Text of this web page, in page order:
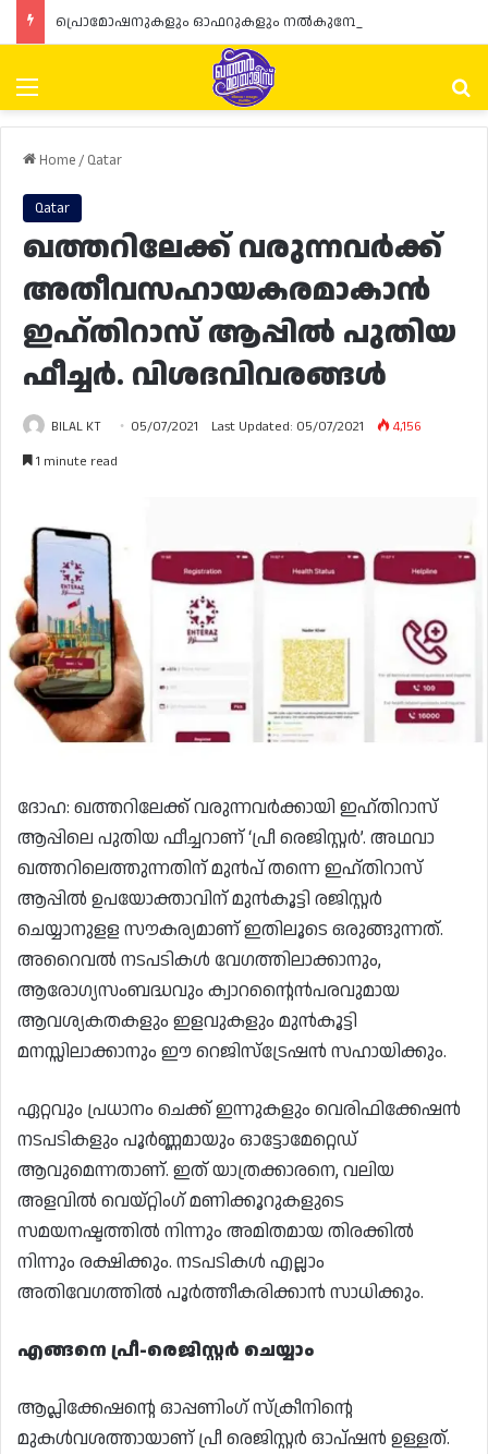
Menu
Home/ Qatar
Qatar
ഖത്തറിലേക്ക് വരുന്നവർക്ക്
അതീവസഹായകരമാകാൻ
ഇഹ്തിറാസ് ആപ്പിൽ പുതിയ
ഫീച്ചർ. വിശദവിവരങ്ങൾ
BILAL KT 05/07/2021 Last Updated: 05/07/2021
4,156
1 minute read
ദോഹ: ഖത്തറിലേക്ക് വരുന്നവർക്കായി ഇഹ്തിറാസ്
ആപ്പിലെ പുതിയ ഫീച്ചറാണ് ‘പ്രീ രെജിസ്റ്റർ’. അഥവാ
ഖത്തറിലെത്തുന്നതിന് മുൻപ് തന്നെ ഇഹ്തിറാസ്
ആപ്പിൽ ഉപയോക്താവിന് മുൻകൂട്ടി രജിസ്റ്റർ
ചെയ്യാനുളള സൗകര്യമാണ് ഇതിലൂടെ ഒരുങ്ങുന്നത്.
അറൈവൽ നടപടികൾ വേഗത്തിലാക്കാനും,
ആരോഗ്യസംബദ്ധവും ക്വാറന്റൈൻപരവുമായ
ആവശ്യകതകളും ഇളവുകളും മുൻകൂട്ടി
മനസ്സിലാക്കാനും ഈ റെജിസ്ട്രേഷൻ സഹായിക്കും.
ഏറ്റവും പ്രധാനം ചെക്ക് ഇന്നുകളും വെരിഫിക്കേഷൻ
നടപടികളും പൂർണ്ണമായും ഓട്ടോമേറ്റെഡ്
ആവുമെന്നതാണ്. ഇത് യാത്രക്കാരനെ, വലിയ
അളവിൽ വെയ്റ്റിംഗ് മണിക്കൂറുകളുടെ
സമയനഷ്ടത്തിൽ നിന്നും അമിതമായ തിരക്കിൽ
നിന്നും രക്ഷിക്കും. നടപടികൾ എല്ലാം
അതിവേഗത്തിൽ പൂർത്തീകരിക്കാൻ സാധിക്കും.
എങ്ങനെ പ്രീ-രെജിസ്റ്റർ ചെയ്യാം
ആപ്ലിക്കേഷന്റെ ഓപ്പണിംഗ് സ്‌ക്രീനിന്റെ
മുകൾവശത്തായാണ് പ്രീ രെജിസ്റ്റർ ഓപ്‌ഷൻ ഉള്ളത്.